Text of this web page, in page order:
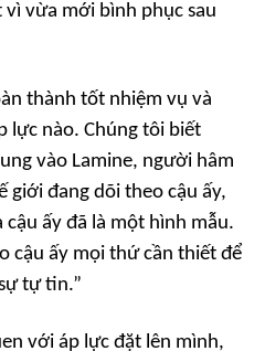
vừa mới bình phục sau
thành tốt nhiệm vụ và
lực nào. Chúng tôi biết
vào Lamine, người hâm
giới đang dõi theo cậu ấy,
cậu ấy đã là một hình mẫu.
cậu ấy mọi thứ cần thiết để
tự tin.”
với áp lực đặt lên mình,